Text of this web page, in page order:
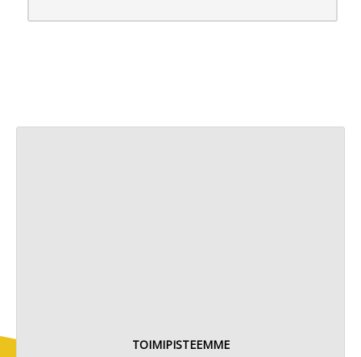
TOIMIPISTEEMME